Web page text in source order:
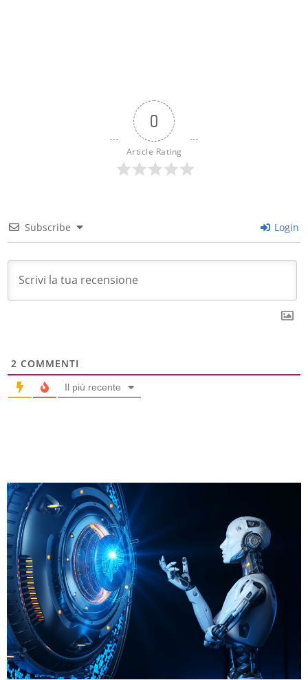
0
Article Rating
Subscribe Login
2 COMMENTI
Il più recente